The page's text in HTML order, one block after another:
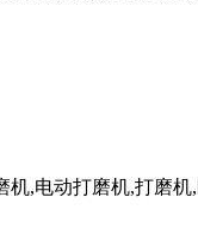
,电动打磨机,打磨